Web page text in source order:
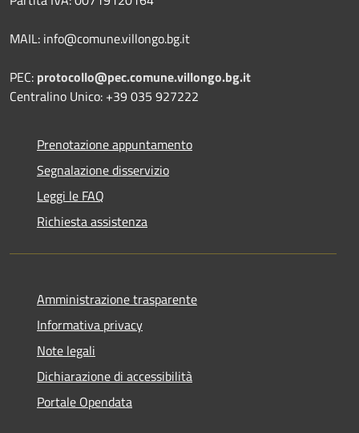
MAIL: info@comune.villongo.bg.it
PEC: protocollo@pec.comune.villongo.bg.it
Centralino Unico: +39 035 927222
Prenotazione appuntamento
Segnalazione disservizio
Leggi le FAQ
Richiesta assistenza
Amministrazione trasparente
Informativa privacy
Note legali
Dichiarazione di accessibilità
Portale Opendata